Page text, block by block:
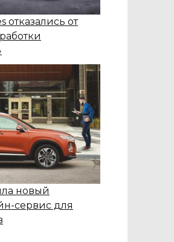
отказались от
новый
сервис для